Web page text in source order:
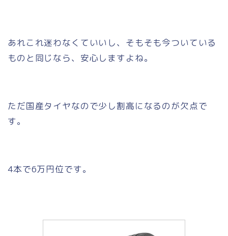
あれこれ迷わなくていいし、そもそも今ついている
ものと同じなら、安心しますよね。
ただ国産タイヤなので少し割高になるのが欠点で
す。
4本で6万円位です。